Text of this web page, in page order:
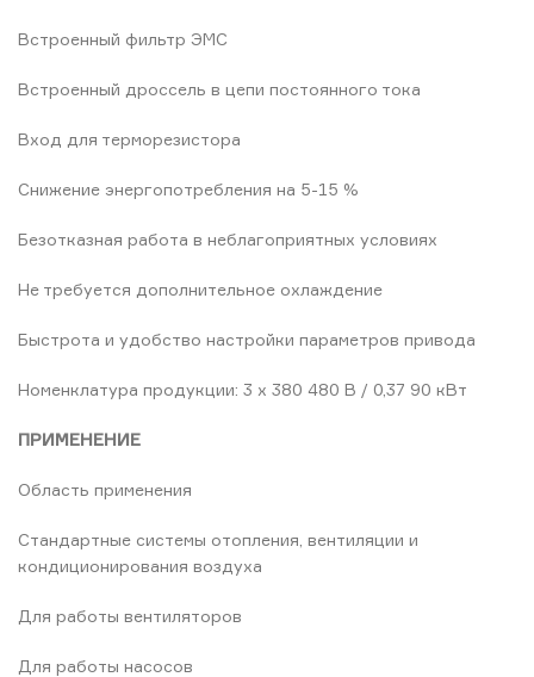
Встроенный фильтр ЭМС
Встроенный дроссель в цепи постоянного тока
Вход для терморезистора
Снижение энергопотребления на 5-15 %
Безотказная работа в неблагоприятных условиях
Не требуется дополнительное охлаждение
Быстрота и удобство настройки параметров привода
Номенклатура продукции: 3 x 380 480 В / 0,37 90 кВт
ПРИМЕНЕНИЕ
Область применения
Стандартные системы отопления, вентиляции и
кондиционирования воздуха
Для работы вентиляторов
Для работы насосов